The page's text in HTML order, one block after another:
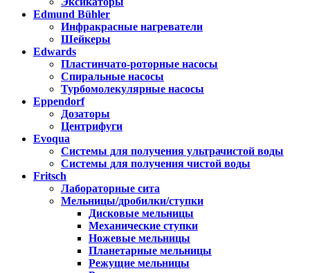
Edmund Bühler
Инфракрасные нагреватели
Шейкеры
Edwards
Пластинчато-роторные насосы
Спиральные насосы
Турбомолекулярные насосы
Eppendorf
Дозаторы
Центрифуги
Evoqua
Системы для получения ультрачистой воды
Системы для получения чистой воды
Fritsch
Лабораторные сита
Мельницы/дробилки/ступки
Дисковые мельницы
Механические ступки
Ножевые мельницы
Планетарные мельницы
Режущие мельницы